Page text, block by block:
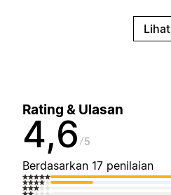
Lihat
Rating & Ulasan
4,6 5
Berdasarkan 17 penilaian